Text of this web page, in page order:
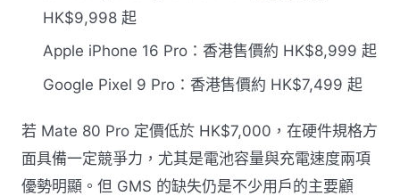
HK$9,998 起
Apple iPhone 16 Pro：香港售價約 HK$8,999 起
Google Pixel 9 Pro：香港售價約 HK$7,499 起
若 Mate 80 Pro 定價低於 HK$7,000，在硬件規格方
面具備一定競爭力，尤其是電池容量與充電速度兩項
優勢明顯。但 GMS 的缺失仍是不少用戶的主要顧